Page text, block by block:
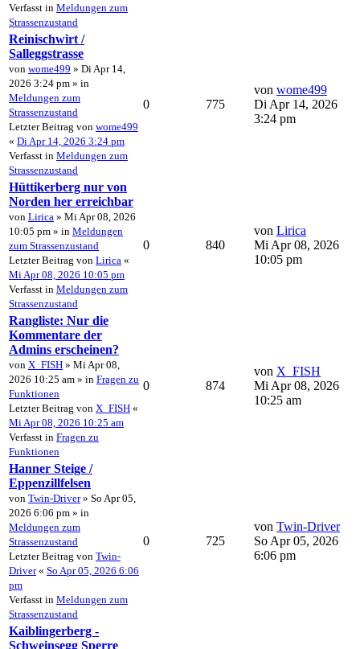
Verfasst in Meldungen zum
Strassenzustand
Reinischwirt /
Salleggstrasse
von wome499 » Di Apr 14,
2026 3:24 pm » in
Meldungen zum
Strassenzustand
Letzter Beitrag von wome499
« Di Apr 14, 2026 3:24 pm
Verfasst in Meldungen zum
Strassenzustand
0 775
von wome499
Di Apr 14, 2026
3:24 pm
Hüttikerberg nur von
Norden her erreichbar
von Lirica » Mi Apr 08, 2026
10:05 pm » in Meldungen
zum Strassenzustand
Letzter Beitrag von Lirica «
Mi Apr 08, 2026 10:05 pm
Verfasst in Meldungen zum
Strassenzustand
0 840
von Lirica
Mi Apr 08, 2026
10:05 pm
Rangliste: Nur die
Kommentare der
Admins erscheinen?
von X_FISH » Mi Apr 08,
2026 10:25 am » in Fragen zu
Funktionen
Letzter Beitrag von X_FISH «
Mi Apr 08, 2026 10:25 am
Verfasst in Fragen zu
Funktionen
0 874
von X_FISH
Mi Apr 08, 2026
10:25 am
Hanner Steige /
Eppenzillfelsen
von Twin-Driver» So Apr 05,
2026 6:06 pm » in
Meldungen zum
Strassenzustand
Letzter Beitrag von Twin-
Driver« So Apr 05, 2026 6:06
pm
Verfasst in Meldungen zum
Strassenzustand
0 725
von Twin-Driver
So Apr 05, 2026
6:06 pm
Kaiblingerberg -
Schweinsegg Sperre